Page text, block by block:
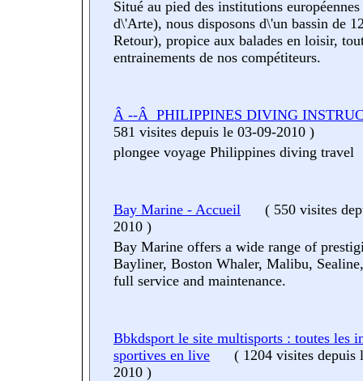
Situé au pied des institutions
d\'Arte), nous disposons d\'un bassin de
Retour), propice aux balades en loisir,
entrainements de nos compétiteurs.
Â --Â PHILIPPINES DIVING
581 visites depuis le 03-09-2010 )
plongee voyage Philippines diving travel
Bay Marine - Accueil ( 550 visites
2010 )
Bay Marine offers a wide range of
Bayliner, Boston Whaler, Malibu,
full service and maintenance.
Bbkdsport le site multisports : toutes les
sportives en live ( 1204 visites depuis
2010 )